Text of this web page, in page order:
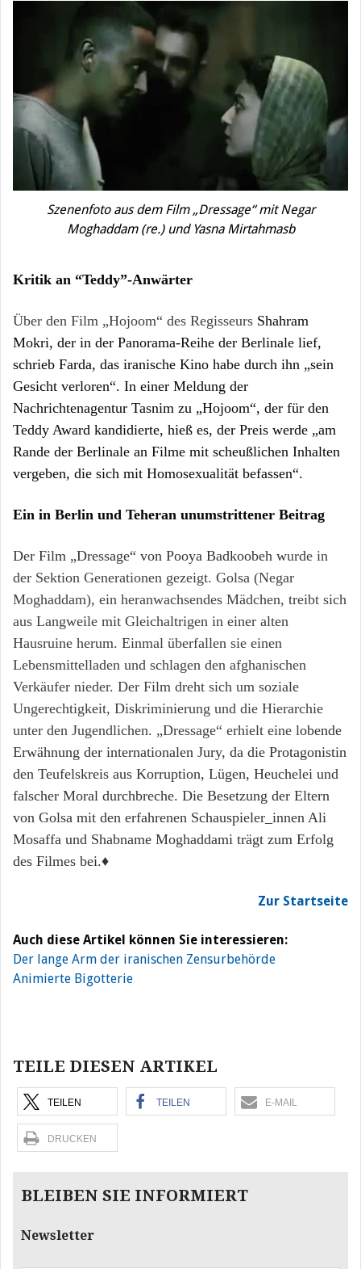
Szenenfoto aus dem Film „Dressage“ mit Negar
Moghaddam (re.) und Yasna Mirtahmasb
Kritik an “Teddy”-Anwärter
Über den Film „Hojoom“ des Regisseurs Shahram
Mokri, der in der Panorama-Reihe der Berlinale lief,
schrieb Farda, das iranische Kino habe durch ihn „sein
Gesicht verloren“. In einer Meldung der
Nachrichtenagentur Tasnim zu „Hojoom“, der für den
Teddy Award kandidierte, hieß es, der Preis werde „am
Rande der Berlinale an Filme mit scheußlichen Inhalten
vergeben, die sich mit Homosexualität befassen“.
Ein in Berlin und Teheran unumstrittener Beitrag
Der Film „Dressage“ von Pooya Badkoobeh wurde in
der Sektion Generationen gezeigt. Golsa (Negar
Moghaddam), ein heranwachsendes Mädchen, treibt sich
aus Langweile mit Gleichaltrigen in einer alten
Hausruine herum. Einmal überfallen sie einen
Lebensmittelladen und schlagen den afghanischen
Verkäufer nieder. Der Film dreht sich um soziale
Ungerechtigkeit, Diskriminierung und die Hierarchie
unter den Jugendlichen. „Dressage“ erhielt eine lobende
Erwähnung der internationalen Jury, da die Protagonistin
den Teufelskreis aus Korruption, Lügen, Heuchelei und
falscher Moral durchbreche. Die Besetzung der Eltern
von Golsa mit den erfahrenen Schauspieler_innen Ali
Mosaffa und Shabname Moghaddami trägt zum Erfolg
des Filmes bei.♦
Zur Startseite
Auch diese Artikel können Sie interessieren:
Der lange Arm der iranischen Zensurbehörde
Animierte Bigotterie
TEILE DIESEN ARTIKEL
TEILEN TEILEN E-MAIL
DRUCKEN
BLEIBEN SIE INFORMIERT
Newsletter